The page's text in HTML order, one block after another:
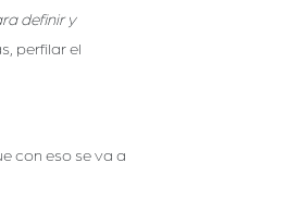
definir y
perfilar el
con eso se va a